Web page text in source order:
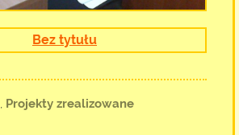
Projekty zrealizowane